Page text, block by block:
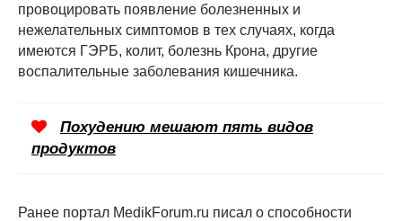
провоцировать появление болезненных и
нежелательных симптомов в тех случаях, когда
имеются ГЭРБ, колит, болезнь Крона, другие
воспалительные заболевания кишечника.
Похудению мешают пять видов
продуктов
Ранее портал MedikForum.ru писал о способности